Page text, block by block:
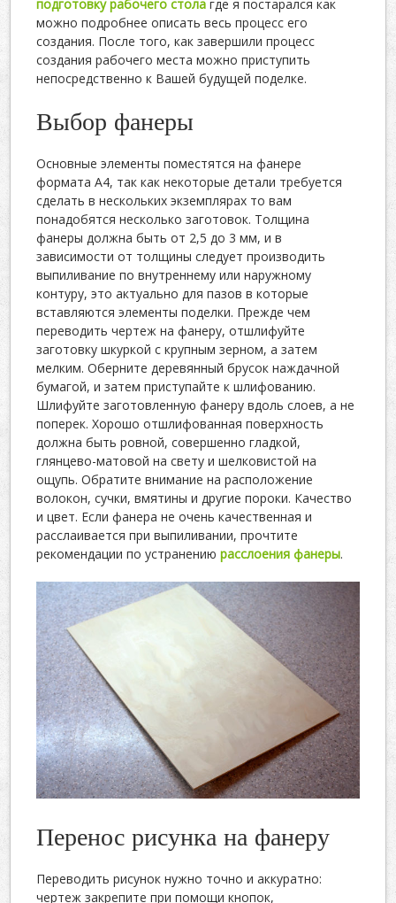
подготовку рабочего стола где я постарался как
можно подробнее описать весь процесс его
создания. После того, как завершили процесс
создания рабочего места можно приступить
непосредственно к Вашей будущей поделке.
Выбор фанеры
Основные элементы поместятся на фанере
формата А4, так как некоторые детали требуется
сделать в нескольких экземплярах то вам
понадобятся несколько заготовок. Толщина
фанеры должна быть от 2,5 до 3 мм, и в
зависимости от толщины следует производить
выпиливание по внутреннему или наружному
контуру, это актуально для пазов в которые
вставляются элементы поделки. Прежде чем
переводить чертеж на фанеру, отшлифуйте
заготовку шкуркой с крупным зерном, а затем
мелким. Оберните деревянный брусок наждачной
бумагой, и затем приступайте к шлифованию.
Шлифуйте заготовленную фанеру вдоль слоев, а не
поперек. Хорошо отшлифованная поверхность
должна быть ровной, совершенно гладкой,
глянцево-матовой на свету и шелковистой на
ощупь. Обратите внимание на расположение
волокон, сучки, вмятины и другие пороки. Качество
и цвет. Если фанера не очень качественная и
расслаивается при выпиливании, прочтите
рекомендации по устранениюрасслоения фанеры.
Перенос рисунка на фанеру
Переводить рисунок нужно точно и аккуратно:
чертеж закрепите при помощи кнопок,